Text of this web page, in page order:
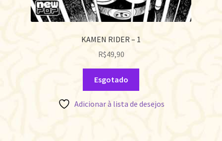
KAMEN RIDER – 1
R$49,90
Esgotado
Adicionar à lista de desejos